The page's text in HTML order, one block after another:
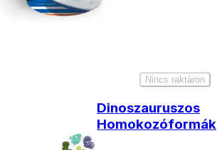
Nincs raktáron
Dinoszauruszos
Homokozóformák